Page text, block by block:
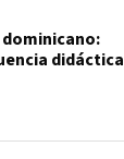
didáctica